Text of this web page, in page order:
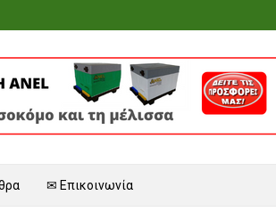
✉ Επικοινωνία